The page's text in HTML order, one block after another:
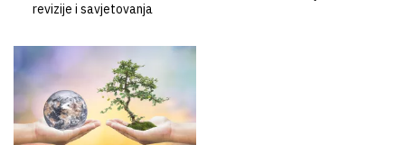
revizije i savjetovanja